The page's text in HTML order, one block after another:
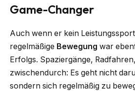
Game-Changer
Auch wenn er kein
regelmäßige Bewegung war
Erfolgs. Spaziergänge,
zwischendurch: Es geht nicht
sondern sich regelmäßig zu